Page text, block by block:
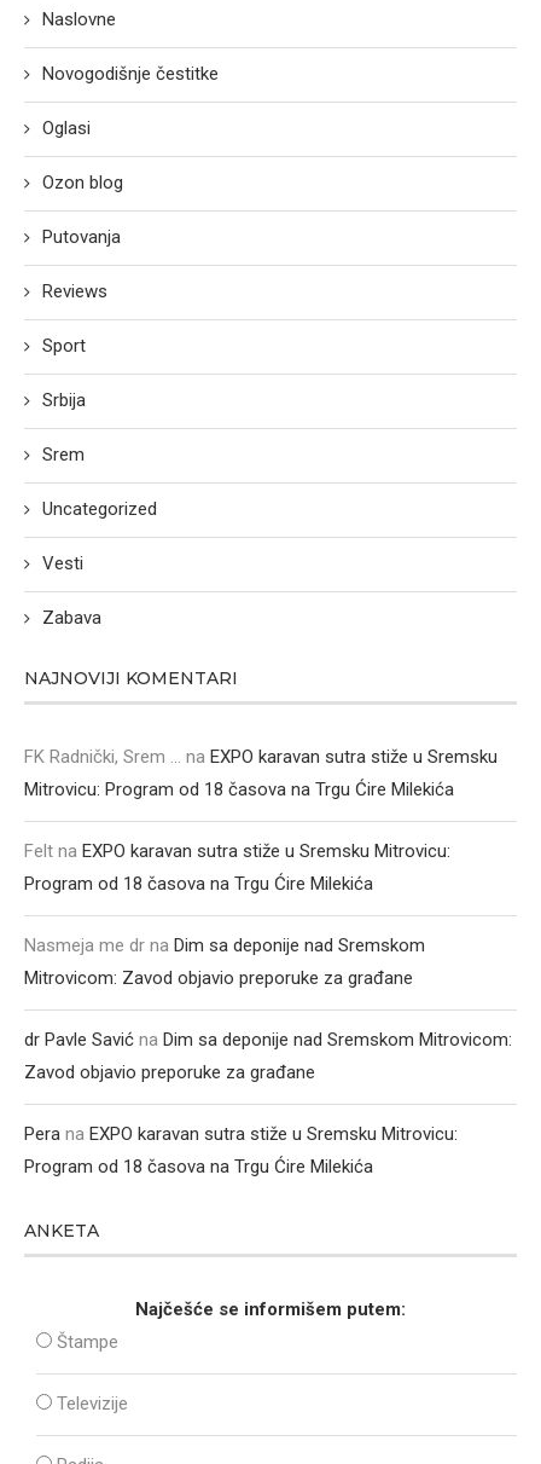
Naslovne
Novogodišnje čestitke
Oglasi
Ozon blog
Putovanja
Reviews
Sport
Srbija
Srem
Uncategorized
Vesti
Zabava
NAJNOVIJI KOMENTARI
FK Radnički, Srem ... na EXPO karavan sutra stiže u Sremsku
Mitrovicu: Program od 18 časova na Trgu Ćire Milekića
Felt na EXPO karavan sutra stiže u Sremsku Mitrovicu:
Program od 18 časova na Trgu Ćire Milekića
Nasmeja me dr na Dim sa deponije nad Sremskom
Mitrovicom: Zavod objavio preporuke za građane
dr Pavle Savić na Dim sa deponije nad Sremskom Mitrovicom:
Zavod objavio preporuke za građane
Pera na EXPO karavan sutra stiže u Sremsku Mitrovicu:
Program od 18 časova na Trgu Ćire Milekića
ANKETA
Najčešće se informišem putem:
Štampe
Televizije